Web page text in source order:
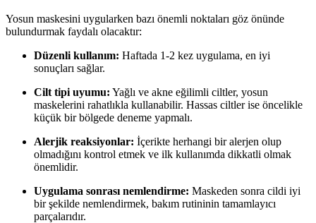
Yosun maskesini uygularken bazı önemli noktaları göz önünde
bulundurmak faydalı olacaktır:
Düzenli kullanım: Haftada 1-2 kez uygulama, en iyi
sonuçları sağlar.
Cilt tipi uyumu: Yağlı ve akne eğilimli ciltler, yosun
maskelerini rahatlıkla kullanabilir. Hassas ciltler ise öncelikle
küçük bir bölgede deneme yapmalı.
Alerjik reaksiyonlar: İçerikte herhangi bir alerjen olup
olmadığını kontrol etmek ve ilk kullanımda dikkatli olmak
önemlidir.
Uygulama sonrası nemlendirme: Maskeden sonra cildi iyi
bir şekilde nemlendirmek, bakım rutininin tamamlayıcı
parçalarıdır.